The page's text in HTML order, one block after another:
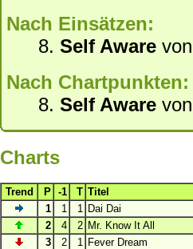
Nach Einsätzen:
8. Self Aware
Nach Chartpunkten:
8. Self Aware
Charts
Trend P -1 T Titel
1 1 1
Dai Dai
2
4 2 Mr. Know It All
3
2 1
Fever Dream